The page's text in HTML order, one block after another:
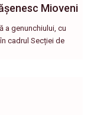
Mioveni
a genunchiului, cu
cadrul Secției de